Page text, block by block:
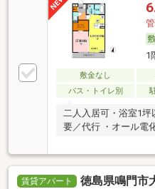
1
敷金なし
バス・トイレ別
二人入居可・浴室1坪
要／代行 ・オール電
賃貸アパート
徳島県鳴門市